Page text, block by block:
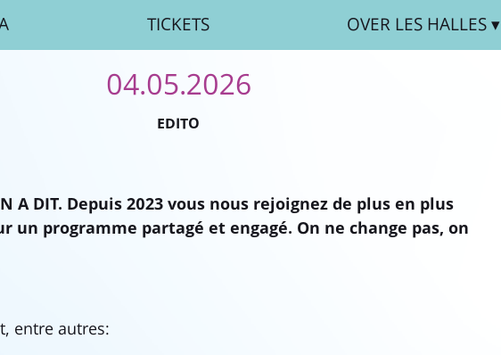
TICKETS OVER LES HALLES
04.05.2026
EDITO
A DIT. Depuis 2023 vous nous rejoignez de plus en plus
un programme partagé et engagé. On ne change pas, on
entre autres: